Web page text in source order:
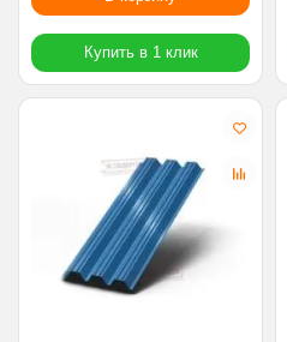
Купить в 1 клик